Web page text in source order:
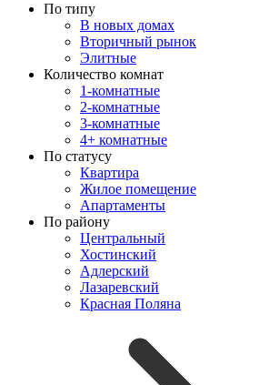
По типу
В новых домах
Вторичный рынок
Элитные
Количество комнат
1-комнатные
2-комнатные
3-комнатные
4+ комнатные
По статусу
Квартира
Жилое помещение
Апартаменты
По району
Центральный
Хостинский
Адлерский
Лазаревский
Красная Поляна